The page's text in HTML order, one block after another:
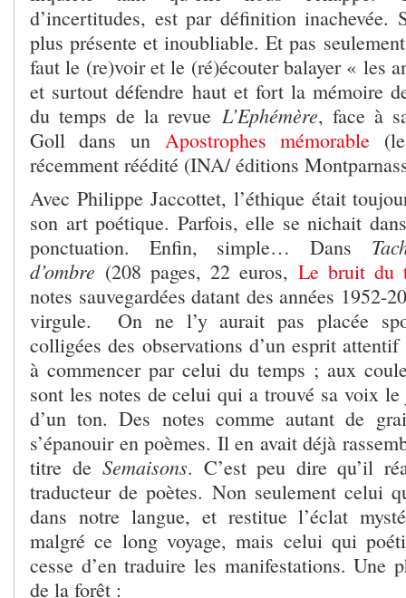
d’incertitudes, est par définition inachevée.
plus présente et inoubliable. Et pas
faut le (re)voir et le (ré)écouter balayer « les
et surtout défendre haut et fort la mémoire
du temps de la revue L’Ephémère, face à
Goll dans un Apostrophes mémorable
récemment réédité (INA/ éditions
Avec Philippe Jaccottet, l’éthique était
son art poétique. Parfois, elle se nichait
ponctuation. Enfin, simple… Dans
d’ombre (208 pages, 22 euros, Le bruit du
notes sauvegardées datant des années 1952-
virgule. On ne l’y aurait pas placée
colligées des observations d’un esprit
à commencer par celui du temps ; aux
sont les notes de celui qui a trouvé sa voix
d’un ton. Des notes comme autant de
s’épanouir en poèmes. Il en avait déjà
titre deSemaisons. C’est peu dire qu’il
traducteur de poètes. Non seulement celui
dans notre langue, et restitue l’éclat
malgré ce long voyage, mais celui qui
cesse d’en traduire les manifestations. Une
de la forêt :